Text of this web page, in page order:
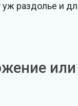
раздолье и